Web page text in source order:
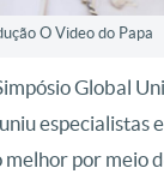
O Video do Papa
Global
especialistas
por meio